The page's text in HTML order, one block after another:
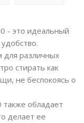
- это идеальный
для различных
стирать как
не беспокоясь о
обладает
делает ее